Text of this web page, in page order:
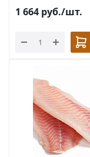
1 664 руб./шт.